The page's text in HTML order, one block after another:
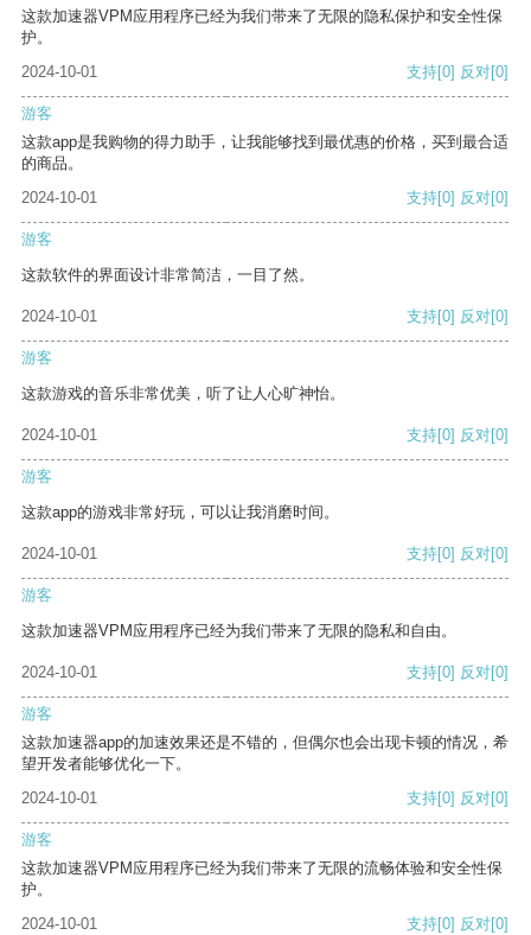
这款加速器VPM应用程序已经为我们带来了无限的隐私保护和安全性保
护。
2024-10-01
支持[0] 反对[0]
游客
这款app是我购物的得力助手，让我能够找到最优惠的价格，买到最合适
的商品。
2024-10-01
支持[0] 反对[0]
游客
这款软件的界面设计非常简洁，一目了然。
2024-10-01 支持[0] 反对[0]
游客
这款游戏的音乐非常优美，听了让人心旷神怡。
2024-10-01 支持[0] 反对[0]
游客
这款app的游戏非常好玩，可以让我消磨时间。
2024-10-01 支持[0] 反对[0]
游客
这款加速器VPM应用程序已经为我们带来了无限的隐私和自由。
2024-10-01 支持[0] 反对[0]
游客
这款加速器app的加速效果还是不错的，但偶尔也会出现卡顿的情况，希
望开发者能够优化一下。
2024-10-01
支持[0] 反对[0]
游客
这款加速器VPM应用程序已经为我们带来了无限的流畅体验和安全性保
护。
2024-10-01
支持[0] 反对[0]